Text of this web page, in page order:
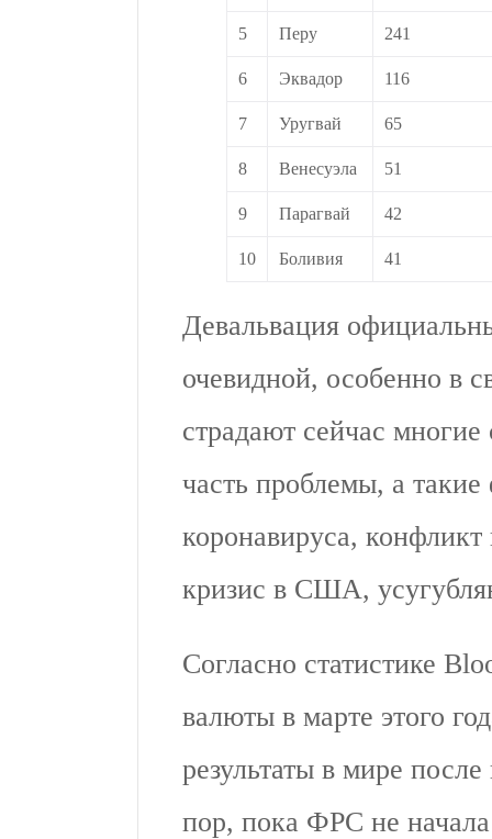
5 Перу 241
6 Эквадор 116
7 Уругвай 65
8 Венесуэла 51
9 Парагвай 42
10 Боливия 41
Девальвация
очевидной, особенно в
страдают сейчас
часть проблемы, а
коронавируса,
кризис в США,
Согласно статистике
валюты в марте этого
результаты в мире
пор, пока ФРС не